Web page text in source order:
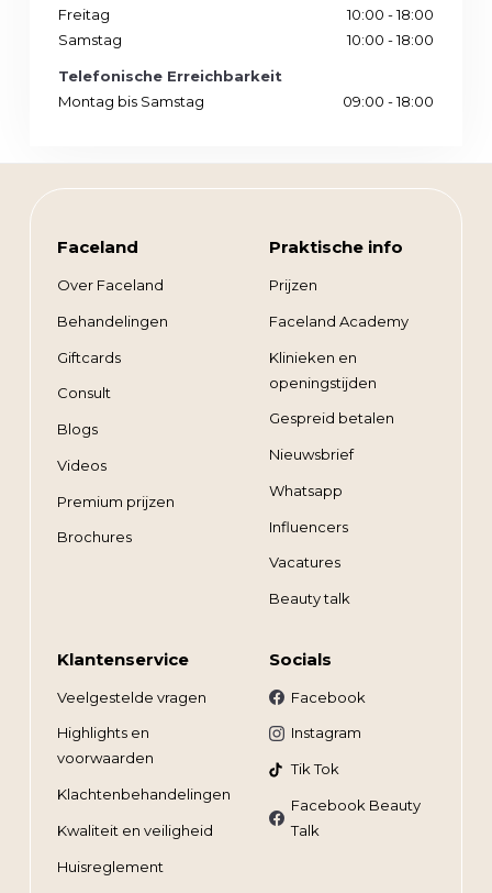
Freitag
10:00 - 18:00
Samstag
10:00 - 18:00
Telefonische Erreichbarkeit
Montag bis Samstag
09:00 - 18:00
Faceland
Over Faceland
Behandelingen
Giftcards
Consult
Blogs
Videos
Premium prijzen
Brochures
Praktische info
Prijzen
Faceland Academy
Klinieken en
openingstijden
Gespreid betalen
Nieuwsbrief
Whatsapp
Influencers
Vacatures
Beauty talk
Klantenservice
Veelgestelde vragen
Highlights en
voorwaarden
Klachtenbehandelingen
Kwaliteit en veiligheid
Huisreglement
Socials
Facebook
Instagram
Tik Tok
Facebook Beauty
Talk